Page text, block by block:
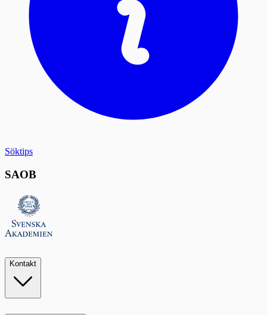
Söktips
SAOB
Kontakt